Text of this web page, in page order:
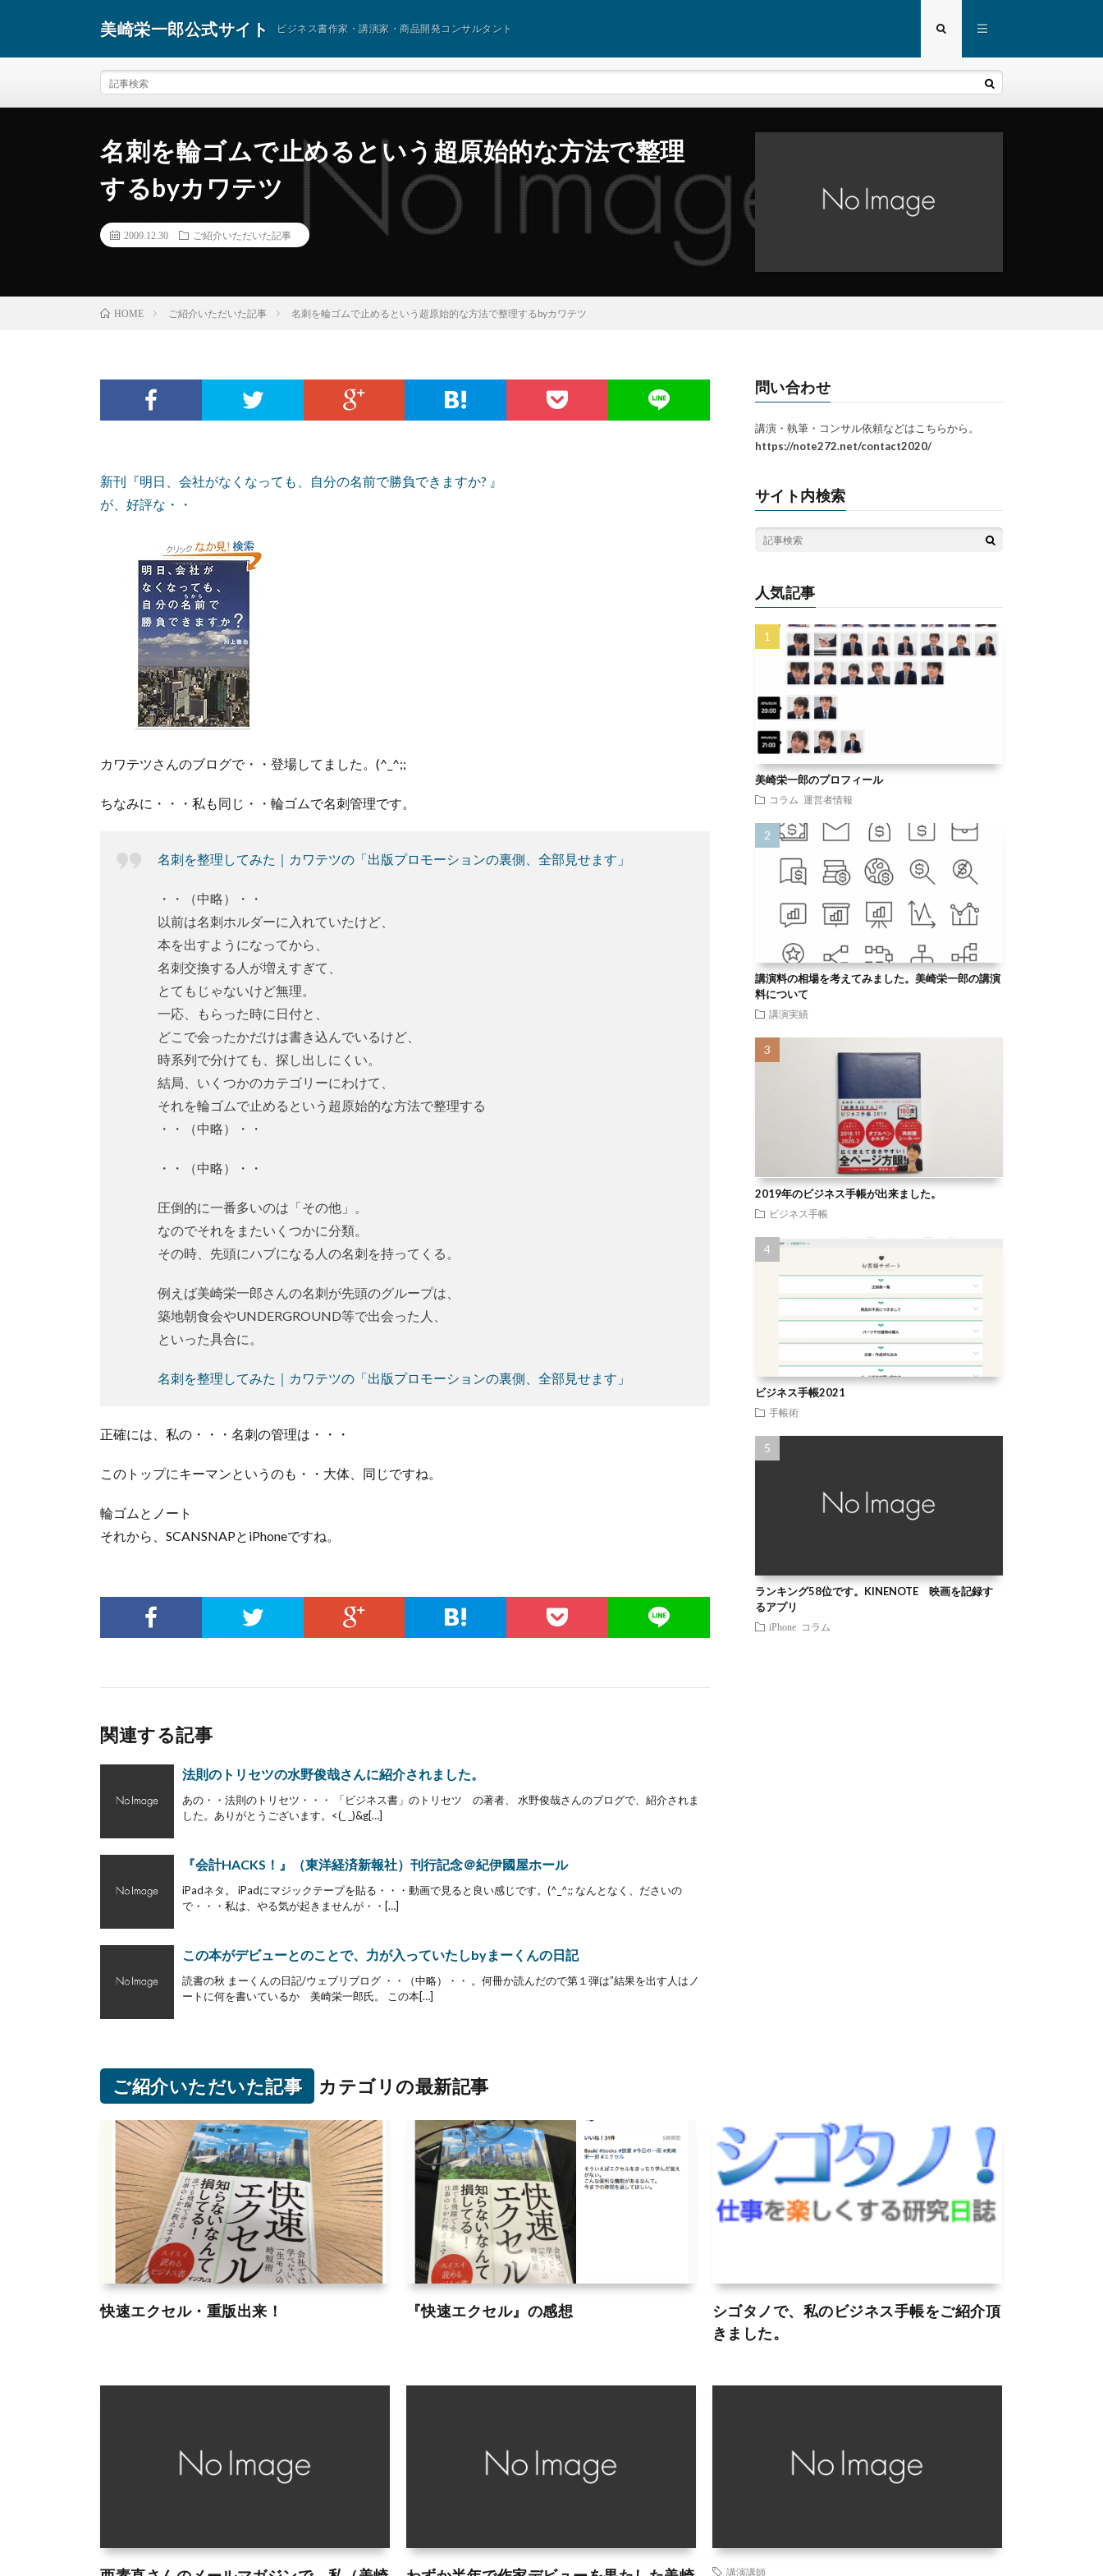
美崎栄一郎公式サイト ビジネス書作家・講演家・商品開発コンサルタント
名刺を輪ゴムで止めるという超原始的な方法で整理
するbyカワテツ
2009.12.30 ご紹介いただいた記事
HOME ご紹介いただいた記事 名刺を輪ゴムで止めるという超原始的な方法で整理するbyカワテツ
新刊『明日、会社がなくなっても、自分の名前で勝負できますか? 』
が、好評な・・
カワテツさんのブログで・・登場してました。(^_^;;
ちなみに・・・私も同じ・・輪ゴムで名刺管理です。
名刺を整理してみた｜カワテツの「出版プロモーションの裏側、全部見せます」
・・（中略）・・
以前は名刺ホルダーに入れていたけど、
本を出すようになってから、
名刺交換する人が増えすぎて、
とてもじゃないけど無理。
一応、もらった時に日付と、
どこで会ったかだけは書き込んでいるけど、
時系列で分けても、探し出しにくい。
結局、いくつかのカテゴリーにわけて、
それを輪ゴムで止めるという超原始的な方法で整理する
・・（中略）・・
・・（中略）・・
圧倒的に一番多いのは「その他」。
なのでそれをまたいくつかに分類。
その時、先頭にハブになる人の名刺を持ってくる。
例えば美崎栄一郎さんの名刺が先頭のグループは、
築地朝食会やUNDERGROUND等で出会った人、
といった具合に。
名刺を整理してみた｜カワテツの「出版プロモーションの裏側、全部見せます」
正確には、私の・・・名刺の管理は・・・
このトップにキーマンというのも・・大体、同じですね。
輪ゴムとノート
それから、SCANSNAPとiPhoneですね。
関連する記事
法則のトリセツの水野俊哉さんに紹介されました。
あの・・法則のトリセツ・・・ 「ビジネス書」のトリセツ の著者、 水野俊哉さんのブログで、紹介されま
した。ありがとうございます。<(_ _)&g[…]
『会計HACKS！』（東洋経済新報社）刊行記念＠紀伊國屋ホール
iPadネタ。 iPadにマジックテープを貼る・・・動画で見ると良い感じです。(^_^;; なんとなく、ださいの
で・・・私は、やる気が起きませんが・・[…]
この本がデビューとのことで、力が入っていたしbyまーくんの日記
読書の秋 まーくんの日記/ウェブリブログ ・・（中略）・・ 。何冊か読んだので第１弾は”結果を出す人はノ
ートに何を書いているか 美崎栄一郎氏。 この本[…]
問い合わせ
講演・執筆・コンサル依頼などはこちらから。
https://note272.net/contact2020/
サイト内検索
人気記事
美崎栄一郎のプロフィール
コラム 運営者情報
講演料の相場を考えてみました。美崎栄一郎の講演
料について
講演実績
2019年のビジネス手帳が出来ました。
ビジネス手帳
ビジネス手帳2021
手帳術
ランキング58位です。KINENOTE 映画を記録す
るアプリ
iPhone コラム
ご紹介いただいた記事 カテゴリの最新記事
快速エクセル・重版出来！ 『快速エクセル』の感想
シゴタノで、私のビジネス手帳をご紹介頂
きました。
講演講師